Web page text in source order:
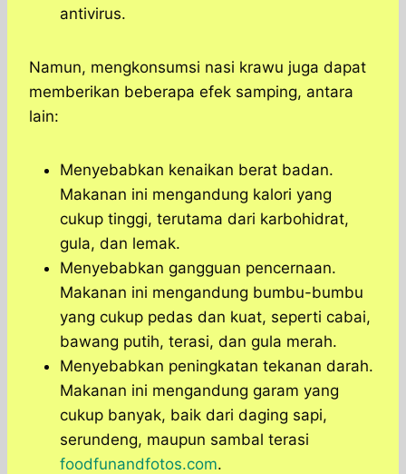
antivirus.
Namun, mengkonsumsi nasi krawu juga dapat
memberikan beberapa efek samping, antara
lain:
Menyebabkan kenaikan berat badan.
Makanan ini mengandung kalori yang
cukup tinggi, terutama dari karbohidrat,
gula, dan lemak.
Menyebabkan gangguan pencernaan.
Makanan ini mengandung bumbu-bumbu
yang cukup pedas dan kuat, seperti cabai,
bawang putih, terasi, dan gula merah.
Menyebabkan peningkatan tekanan darah.
Makanan ini mengandung garam yang
cukup banyak, baik dari daging sapi,
serundeng, maupun sambal terasi
foodfunandfotos.com.